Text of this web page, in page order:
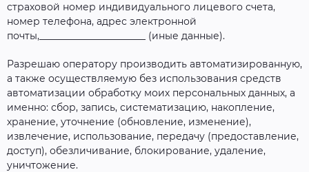
страховой номер индивидуального лицевого счета,
номер телефона, адрес электронной
почты,______________________ (иные данные).
Разрешаю оператору производить автоматизированную,
а также осуществляемую без использования средств
автоматизации обработку моих персональных данных, а
именно: сбор, запись, систематизацию, накопление,
хранение, уточнение (обновление, изменение),
извлечение, использование, передачу (предоставление,
доступ), обезличивание, блокирование, удаление,
уничтожение.